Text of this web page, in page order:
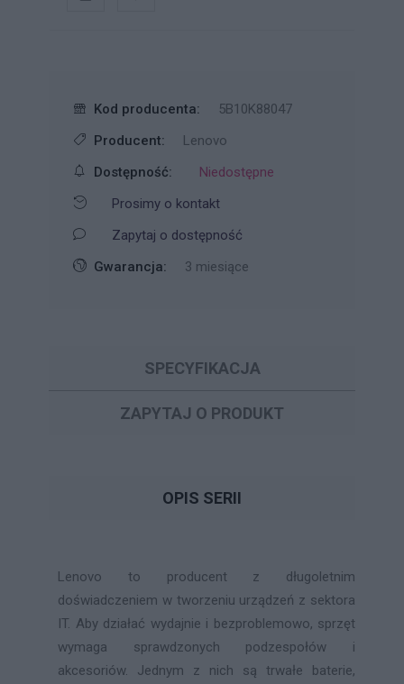
Kod producenta:
5B10K88047
Producent:
Lenovo
Dostępność:
Niedostępne
Prosimy o kontakt
Zapytaj o dostępność
Gwarancja:
3 miesiące
SPECYFIKACJA
ZAPYTAJ O PRODUKT
OPIS SERII
Lenovo to producent z długoletnim
doświadczeniem w tworzeniu urządzeń z sektora
IT. Aby działać wydajnie i bezproblemowo, sprzęt
wymaga sprawdzonych podzespołów i
akcesoriów. Jednym z nich są trwałe baterie,